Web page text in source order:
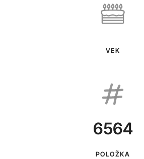
VEK
6564
POLOŽKA